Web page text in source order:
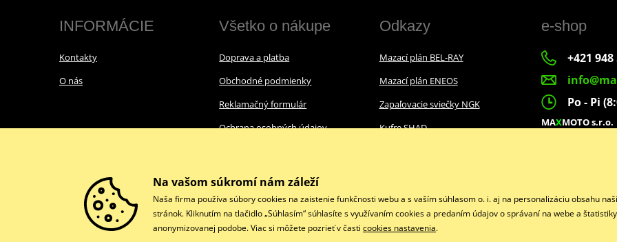
INFORMÁCIE
Kontakty
O nás
Všetko o nákupe
Doprava a platba
Obchodné podmienky
Reklamačný formulár
Ochrana osobných údajov
Odkazy
Mazací plán BEL-RAY
Mazací plán ENEOS
Zapaľovacie sviečky NGK
Kufre SHAD
e-shop
+421
Po - Pi
MAXMOTO s.r.o.
Facebook
Na vašom súkromí nám záleží
Naša firma používa súbory cookies na zaistenie funkčnosti webu a s vaším súhlasom o. i. aj na personalizáciu obsahu
stránok. Kliknutím na tlačidlo „Súhlasím“ súhlasíte s využívaním cookies a predaním údajov o správaní na webe a
anonymizovanej podobe. Viac si môžete pozrieť v časti cookies nastavenia.